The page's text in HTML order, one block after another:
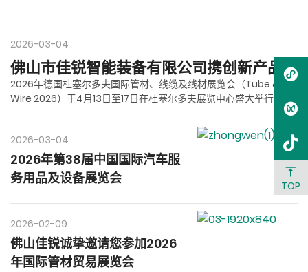
2026-03-04
佛山市佳锐智能装备有限公司携创新产品亮相2026德国杜塞尔多夫国际管材、线缆及线材展览会
2026年德国杜塞尔多夫国际管材、线缆及线材展览会（Tube &
Wire 2026）于4月13日至17日在杜塞尔多夫展览中心盛大举行。作
为全球管线领域最具影响力的市场与技术平台，本届展会汇聚了来
自世界各地的顶尖企业。佛山市佳锐智能装备有限公司（以下简称
“佳锐智能”）携其核心技术产品亮相本届盛会，向全球客商展示了中
国智造在管材深加工及工业机器人集成领域的创
2026-03-04
2026年第38届中国国际汽车服
务用品及设备展览会
2026-02-09
佛山佳锐诚挚邀请您参加2026
年国际管材贸易展览会
TOP